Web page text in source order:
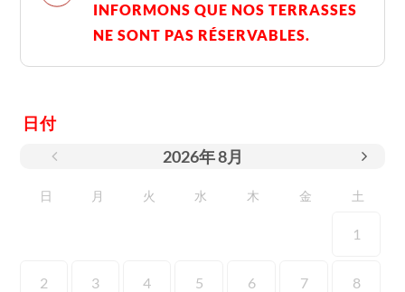
INFORMONS QUE NOS TERRASSES
NE SONT PAS RÉSERVABLES.
日付
2026年8月
日 月 火 水 木 金 土
1
2 3 4 5 6 7 8